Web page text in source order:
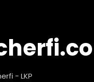
- LKP